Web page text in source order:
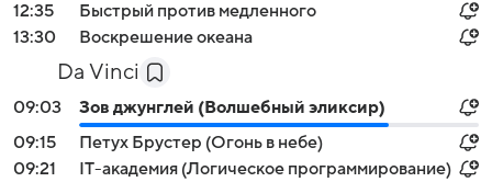
12:35
Быстрый против медленного
13:30
Воскрешение океана
Da Vinci
09:03
Зов джунглей (Волшебный эликсир)
09:15
Петух Брустер (Огонь в небе)
09:21
IT-академия (Логическое программирование)